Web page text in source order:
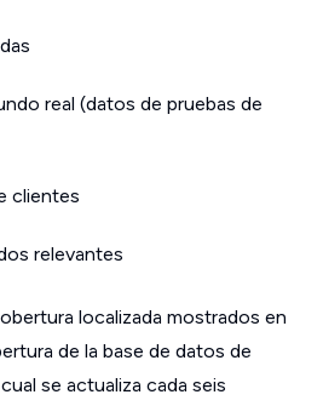
real (datos de pruebas de
clientes
relevantes
localizada mostrados en
de la base de datos de
se actualiza cada seis